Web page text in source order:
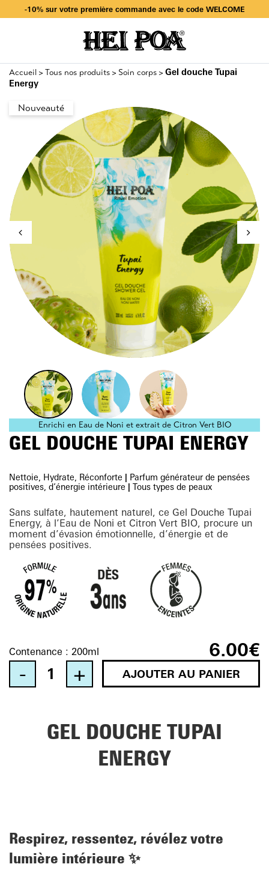
-10% sur votre première commande avec le code WELCOME
Livraison offerte dès 49€ d’achat en sélectionnant Mondial Relay
Accueil > Tous nos produits > Soin corps > Gel douche Tupai
Energy
Enrichi en Eau de Noni et extrait de Citron Vert BIO
GEL DOUCHE TUPAI ENERGY
Nouveauté
Nettoie, Hydrate, Réconforte | Parfum générateur de pensées
positives, d’énergie intérieure | Tous types de peaux
Sans sulfate, hautement naturel, ce Gel Douche Tupai
Energy, à l’Eau de Noni et Citron Vert BIO, procure un
moment d’évasion émotionnelle, d’énergie et de
pensées positives.
6.00€
Contenance : 200ml
Quantity AJOUTER AU PANIER
GEL DOUCHE TUPAI
ENERGY
Respirez, ressentez, révélez votre
lumière intérieure ✨